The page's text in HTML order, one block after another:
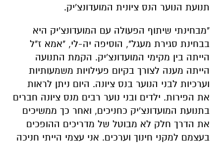
תנועת הנוער הנס ציונית המועדונצ'יק.
"מבחינתי שיתוף הפעולה עם המועדונצ'יק היא
בבחינת סגירת מעגל", הוסיפה יה-לי, "אמא ז"ל
הייתה בין מקימי המועדונצ'יק. הקמת התנועה
הייתה מענה לצורך בקיום פעילויות משמעותיות
וערכיות לבני הנוער בנס ציונה. היום ניתן לראות
את הפירות. ילדים ובני נוער רבים מנס ציונה חברים
בתנועת המועדונצ'יק כחניכים, ואחר כך ממשיכים
את הדרך חלק לא מבוטל של מדריכים ההופכים
בעצמם למקני חינוך וערכים. אני עצמי הייתי חניכה